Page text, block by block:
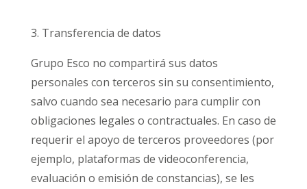
3. Transferencia de datos
Grupo Esco no compartirá sus datos
personales con terceros sin su consentimiento,
salvo cuando sea necesario para cumplir con
obligaciones legales o contractuales. En caso de
requerir el apoyo de terceros proveedores (por
ejemplo, plataformas de videoconferencia,
evaluación o emisión de constancias), se les